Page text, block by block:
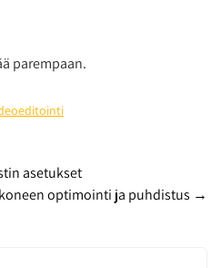
parempaan.
asetukset
optimointi ja puhdistus →